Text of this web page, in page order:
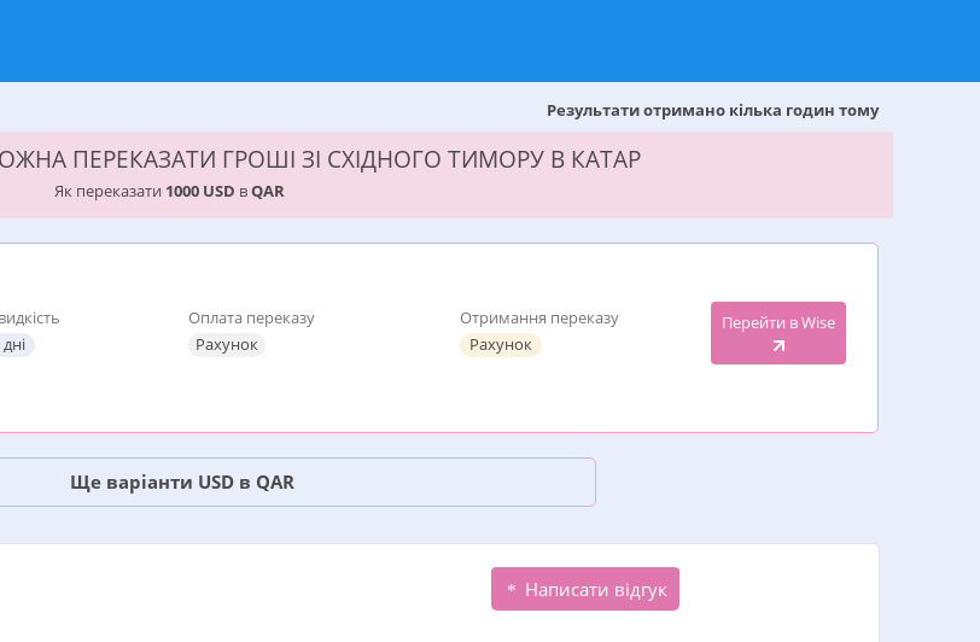
Результати отримано кілька годин тому
ПЕРЕКАЗАТИ ГРОШІ ЗІ СХІДНОГО ТИМОРУ В КАТАР
Як переказати 1000 USD вQAR
Оплата переказу
Рахунок
Отримання переказу
Рахунок
Перейти в Wise
Ще варіанти USD в QAR
Написати відгук